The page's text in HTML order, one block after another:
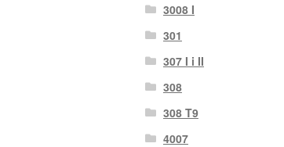
3008 I
301
307 I i II
308
308 T9
4007